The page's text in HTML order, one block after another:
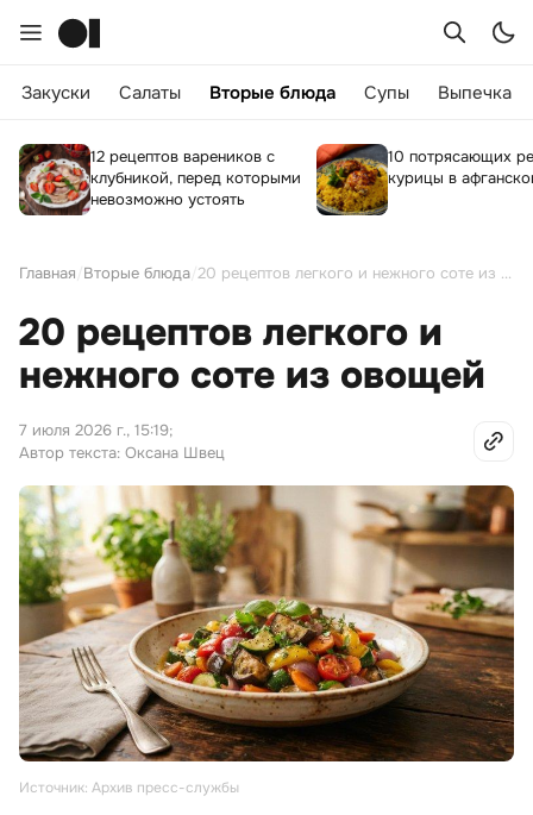
Закуски Салаты Вторые блюда Супы Выпечка
12 рецептов вареников с
клубникой, перед которыми
невозможно устоять
10 потрясающих
курицы в
Главная Вторые блюда 20 рецептов легкого и нежного соте из овощей
20 рецептов легкого и
нежного соте из овощей
7 июля 2026 г., 15:19;
Автор текста: Оксана Швец
Источник: Архив пресс-службы